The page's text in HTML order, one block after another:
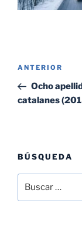
Navegación
entradas
Entrada
anterior:
ANTERIOR
Ocho
catalanes
BÚSQUEDA
por: